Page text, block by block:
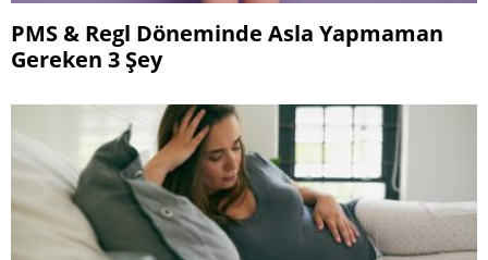
PMS & Regl Döneminde Asla Yapmaman
Gereken 3 Şey